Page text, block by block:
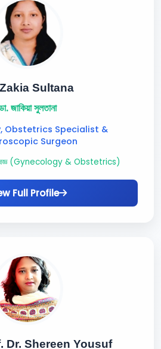
Sultana
জাকিয়া সুলতানা
Obstetrics Specialist &
Surgeon
(Gynecology & Obstetrics)
Full Profile
Dr. Shereen Yousuf